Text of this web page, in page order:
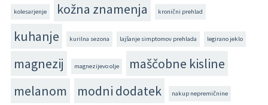
kolesarjenje kožna znamenja kronični prehlad
kuhanje kurilna sezona lajšanje simptomov prehlada legirano jeklo
magnezij magnezijevo olje
maščobne kisline
melanom
modni dodatek nakup nepremičnine